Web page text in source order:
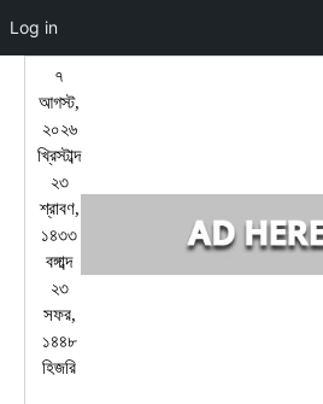
৭
আগস্ট,
২০২৬
খ্রিস্টাব্দ
২৩
শ্রাবণ,
১৪৩৩
বঙ্গাব্দ
২৩
সফর,
১৪৪৮
হিজরি
Log in